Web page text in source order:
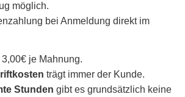
möglich.
bei Anmeldung direkt im
3,00€ je Mahnung.
trägt immer der Kunde.
Stunden gibt es grundsätzlich keine